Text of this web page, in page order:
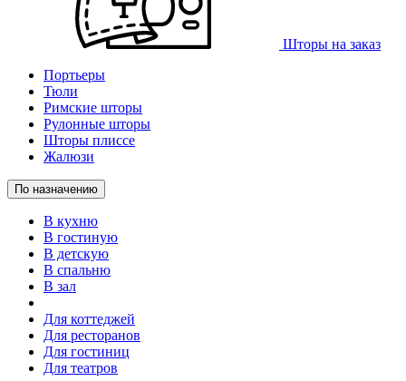
Шторы на заказ
Портьеры
Тюли
Римские шторы
Рулонные шторы
Шторы плиссе
Жалюзи
По назначению
В кухню
В гостиную
В детскую
В спальню
В зал
Для коттеджей
Для ресторанов
Для гостиниц
Для театров